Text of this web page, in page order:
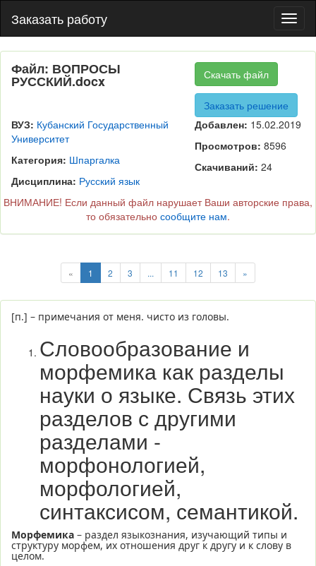
Заказать работу
Файл: ВОПРОСЫ
РУССКИЙ.docx Скачать файл
Заказать решение
ВУЗ: Кубанский Государственный
Университет
Категория: Шпаргалка
Дисциплина: Русский язык
Добавлен: 15.02.2019
Просмотров: 8596
Скачиваний: 24
ВНИМАНИЕ! Если данный файл нарушает Ваши авторские права,
то обязательно сообщите нам.
« 1 2 3 ... 11 12 13 »
[п.] – примечания от меня. чисто из головы.
Словообразование и
морфемика как разделы
науки о языке. Связь этих
разделов с другими
разделами -
морфонологией,
морфологией,
синтаксисом, семантикой.
Морфемика – раздел языкознания, изучающий типы и
структуру морфем, их отношения друг к другу и к слову в
целом.